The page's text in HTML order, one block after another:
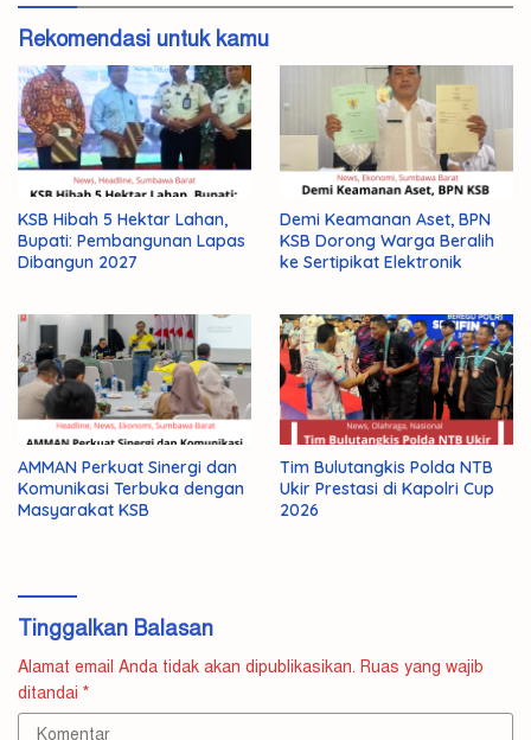
Rekomendasi untuk kamu
KSB Hibah 5 Hektar Lahan,
Bupati: Pembangunan Lapas
Dibangun 2027
Demi Keamanan Aset, BPN
KSB Dorong Warga Beralih
ke Sertipikat Elektronik
AMMAN Perkuat Sinergi dan
Komunikasi Terbuka dengan
Masyarakat KSB
Tim Bulutangkis Polda NTB
Ukir Prestasi di Kapolri Cup
2026
Tinggalkan Balasan
Alamat email Anda tidak akan dipublikasikan. Ruas yang wajib
ditandai *